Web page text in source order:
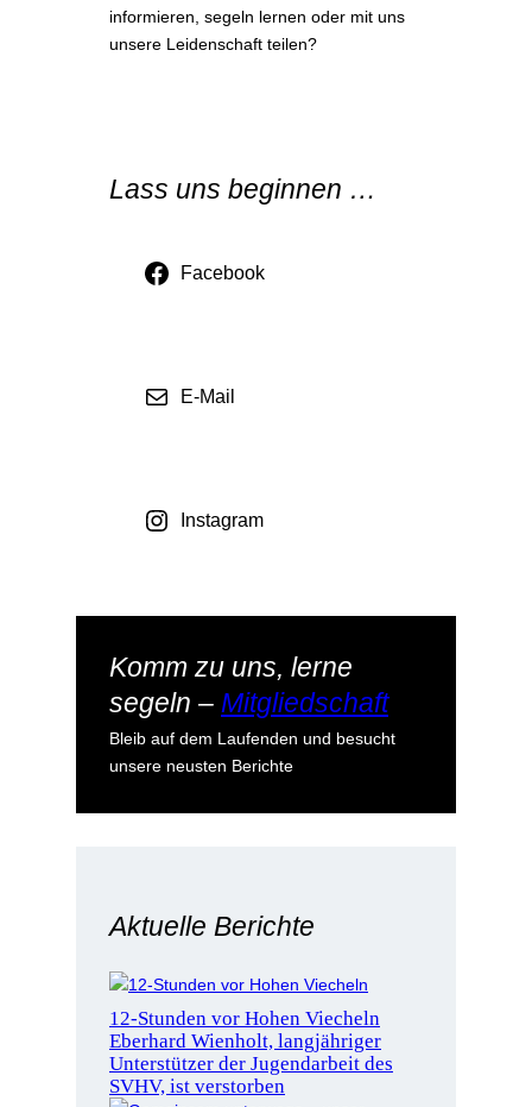
informieren, segeln lernen oder mit uns
unsere Leidenschaft teilen?
Lass uns beginnen …
Facebook
E-Mail
Instagram
Komm zu uns, lerne
segeln – Mitgliedschaft
Bleib auf dem Laufenden und besucht
unsere neusten Berichte
Aktuelle Berichte
12-Stunden vor Hohen Viecheln
Eberhard Wienholt, langjähriger
Unterstützer der Jugendarbeit des
SVHV, ist verstorben